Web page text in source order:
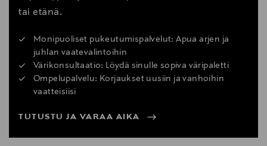
tai etänä.
Monipuoliset pukeutumispalvelut: Apua arjen ja
juhlan vaatevalintoihin
Värikonsultaatio: Löydä sinulle sopiva väripaletti
Ompelupalvelu: Korjaukset uusiin ja vanhoihin
vaatteisiisi
TUTUSTU JA VARAA AIKA